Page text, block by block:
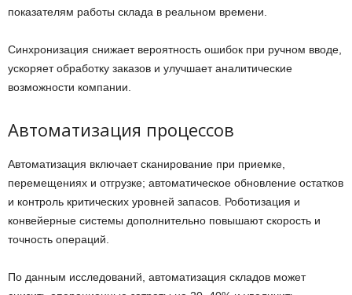
показателям работы склада в реальном времени.
Синхронизация снижает вероятность ошибок при ручном вводе,
ускоряет обработку заказов и улучшает аналитические
возможности компании.
Автоматизация процессов
Автоматизация включает сканирование при приемке,
перемещениях и отгрузке; автоматическое обновление остатков
и контроль критических уровней запасов. Роботизация и
конвейерные системы дополнительно повышают скорость и
точность операций.
По данным исследований, автоматизация складов может